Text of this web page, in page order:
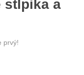
stĺpika a
prvý!